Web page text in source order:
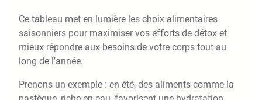
Ce tableau met en lumière les choix alimentaires
saisonniers pour maximiser vos efforts de détox et
mieux répondre aux besoins de votre corps tout au
long de l’année.
Prenons un exemple : en été, des aliments comme la